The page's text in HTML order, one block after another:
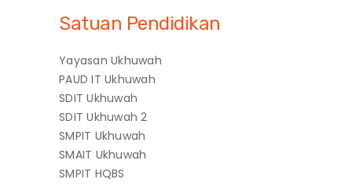
Satuan Pendidikan
Yayasan Ukhuwah
PAUD IT Ukhuwah
SDIT Ukhuwah
SDIT Ukhuwah 2
SMPIT Ukhuwah
SMAIT Ukhuwah
SMPIT HQBS